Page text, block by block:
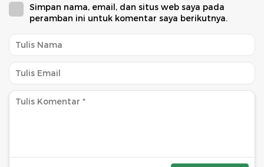
Simpan nama, email, dan situs web saya pada
peramban ini untuk komentar saya berikutnya.